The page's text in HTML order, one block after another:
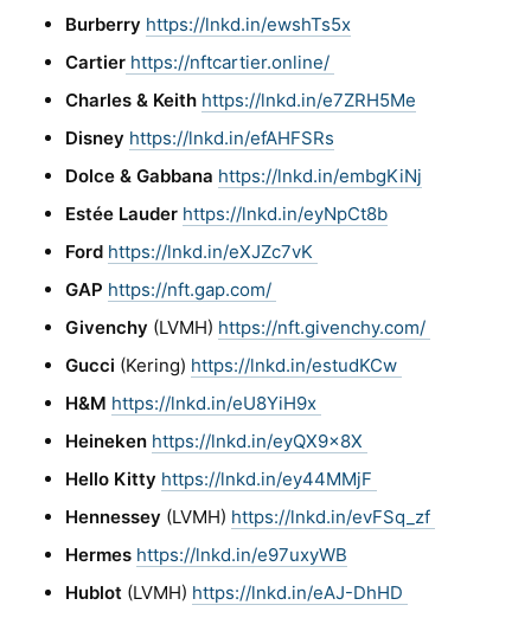
Burberry https://lnkd.in/ewshTs5x
Cartier https://nftcartier.online/
Charles & Keith https://lnkd.in/e7ZRH5Me
Disney https://lnkd.in/efAHFSRs
Dolce & Gabbana https://lnkd.in/embgKiNj
Estée Lauder https://lnkd.in/eyNpCt8b
Ford https://lnkd.in/eXJZc7vK
GAP https://nft.gap.com/
Givenchy (LVMH) https://nft.givenchy.com/
Gucci (Kering) https://lnkd.in/estudKCw
H&M https://lnkd.in/eU8YiH9x
Heineken https://lnkd.in/eyQX9x8X
Hello Kitty https://lnkd.in/ey44MMjF
Hennessey (LVMH) https://lnkd.in/evFSq_zf
Hermes https://lnkd.in/e97uxyWB
Hublot (LVMH) https://lnkd.in/eAJ-DhHD